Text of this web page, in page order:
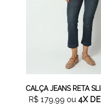
R$ 179,99 ou 4XDE